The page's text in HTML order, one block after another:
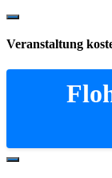
Show
Content
Veranstaltung
Hide